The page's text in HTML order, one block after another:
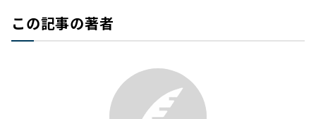
この記事の著者